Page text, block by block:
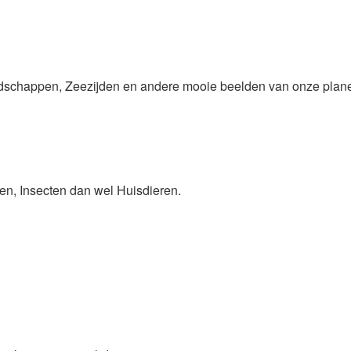
Zeezijden en andere mooie beelden van onze
Insecten dan wel Huisdieren.